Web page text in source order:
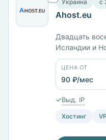
Украина c
Ahost.eu
Двадцать
Исландии и
Японии.
тарифов от
KVM
стоит 2249
DirectAdmin,
ЦЕНА ОТ
90 ₽/мес
✓Выд. IP
Хостинг